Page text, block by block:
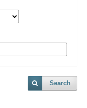
Search